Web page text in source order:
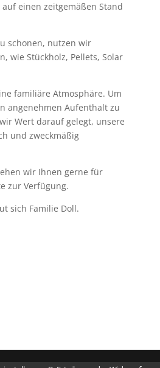
einen zeitgemäßen Stand
schonen, nutzen wir
wie Stückholz, Pellets, Solar
familiäre Atmosphäre. Um
angenehmen Aufenthalt zu
Wert darauf gelegt, unsere
und zweckmäßig
wir Ihnen gerne für
zur Verfügung.
sich Familie Doll.